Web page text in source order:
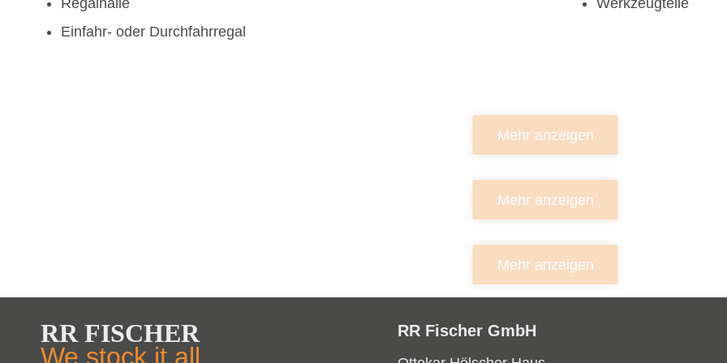
Einfahr- oder Durchfahrregal
Mehr anzeigen
Mehr anzeigen
Mehr anzeigen
RR FISCHER
We stock it all
RR Fischer GmbH